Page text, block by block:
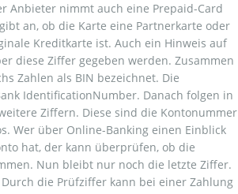
Anbieter nimmt auch eine Prepaid-Card
an, ob die Karte eine Partnerkarte oder
Kreditkarte ist. Auch ein Hinweis auf
diese Ziffer gegeben werden. Zusammen
Zahlen als BIN bezeichnet. Die
IdentificationNumber. Danach folgen in
Ziffern. Diese sind die Kontonummer
Wer über Online-Banking einen Einblick
hat, der kann überprüfen, ob die
Nun bleibt nur noch die letzte Ziffer.
die Prüfziffer kann bei einer Zahlung